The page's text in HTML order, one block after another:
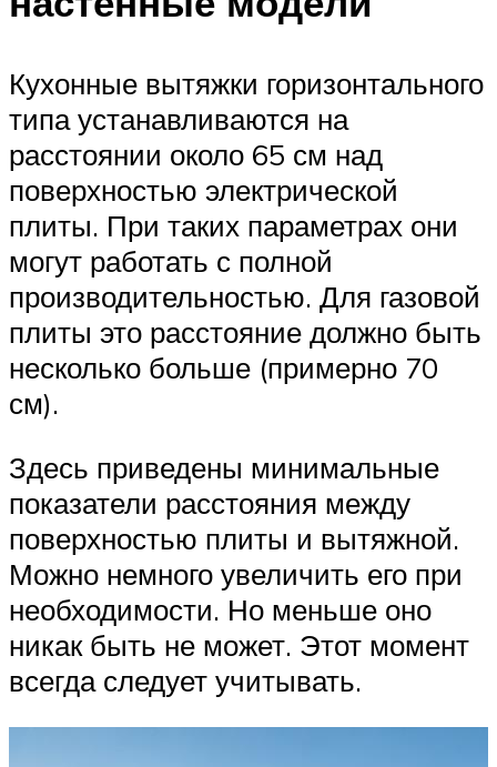
Кухонные вытяжки горизонтального
типа устанавливаются на
расстоянии около 65 см над
поверхностью электрической
плиты. При таких параметрах они
могут работать с полной
производительностью. Для газовой
плиты это расстояние должно быть
несколько больше (примерно 70
см).
Здесь приведены минимальные
показатели расстояния между
поверхностью плиты и вытяжной.
Можно немного увеличить его при
необходимости. Но меньше оно
никак быть не может. Этот момент
всегда следует учитывать.